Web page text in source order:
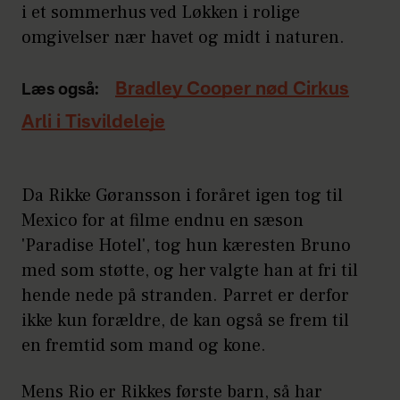
i et sommerhus ved Løkken i rolige
omgivelser nær havet og midt i naturen.
Læs også:
Bradley Cooper nød Cirkus
Arli i Tisvildeleje
Da Rikke Gøransson i foråret igen tog til
Mexico for at filme endnu en sæson
'Paradise Hotel', tog hun kæresten Bruno
med som støtte, og her valgte han at fri til
hende nede på stranden. Parret er derfor
ikke kun forældre, de kan også se frem til
en fremtid som mand og kone.
Mens Rio er Rikkes første barn, så har